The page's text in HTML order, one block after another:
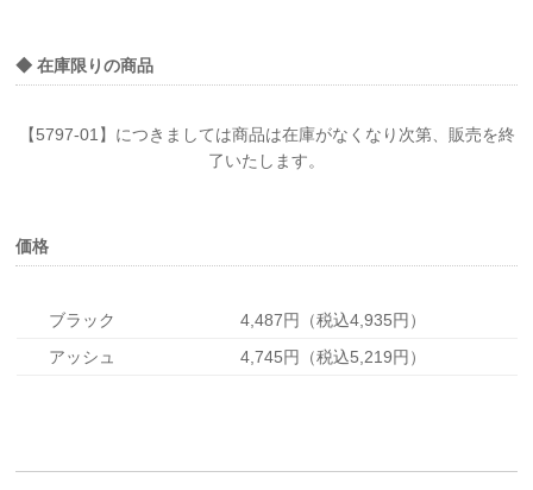
◆ 在庫限りの商品
【5797-01】につきましては商品は在庫がなくなり次第、販売を終
了いたします。
価格
ブラック
4,487円（税込4,935円）
アッシュ
4,745円（税込5,219円）